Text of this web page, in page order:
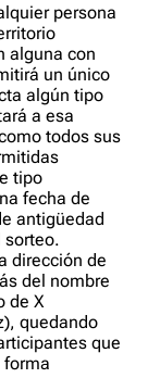
persona
alguna con
un único
algún tipo
a esa
todos sus
tipo
fecha de
antigüedad
sorteo.
dirección de
del nombre
de X
quedando
que
forma